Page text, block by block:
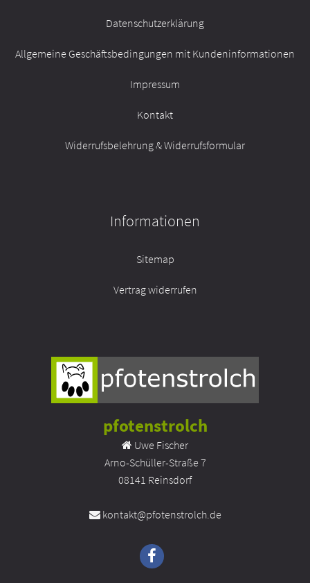
Datenschutzerklärung
Allgemeine Geschäftsbedingungen mit Kundeninformationen
Impressum
Kontakt
Widerrufsbelehrung & Widerrufsformular
Informationen
Sitemap
Vertrag widerrufen
pfotenstrolch
Uwe Fischer
Arno-Schüller-Straße 7
08141 Reinsdorf
kontakt@pfotenstrolch.de